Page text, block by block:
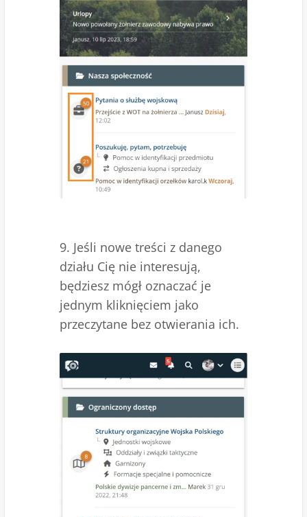
9. Jeśli nowe treści z danego
działu Cię nie interesują,
będziesz mógł oznaczać je
jednym kliknięciem jako
przeczytane bez otwierania ich.